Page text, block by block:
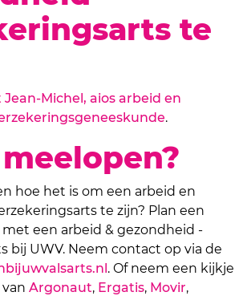
te
Michel, aios arbeid en
.
hoe het is om een arbeid en
te zijn? Plan een
een arbeid & gezondheid -
bij UWV. Neem contact op via de
. Of neem een kijkje
Argonaut, Ergatis, Movir,